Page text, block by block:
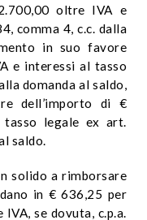
oltre IVA e
comma 4, c.c. dalla
in suo favore
e interessi al tasso
domanda al saldo,
dell’importo di €
legale ex art.
saldo.
solido a rimborsare
in € 636,25 per
se dovuta, c.p.a.